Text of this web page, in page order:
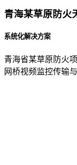
青海某草原防火
系统化解决方案
青海省某草原防火
网桥视频监控传输